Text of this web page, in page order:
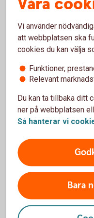
avkastningen på
För- och
Fördelar
Kortsiktig placering
Mycket hög likviditet.
Avkastningen är känd
Nackdelar
Ger i regel en låg
Vi använder
att webbplatsen ska
cookies du kan välja
Funktioner,
Relevant
Du kan ta tillbaka ditt
ner på webbplatsen
Så hanterar vi
Bara